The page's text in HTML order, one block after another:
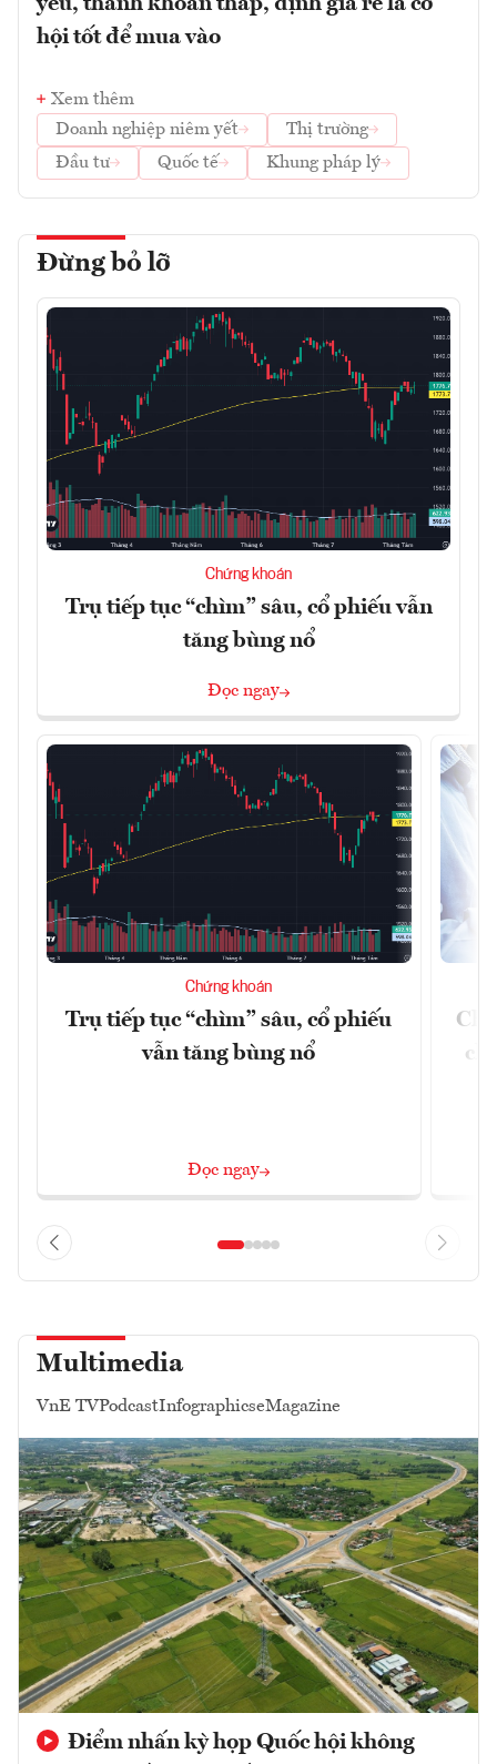
yếu, thanh khoản thấp, định giá rẻ là cơ
hội tốt để mua vào
Xem thêm
Doanh nghiệp niêm yết
Thị trường
Đầu tư
Quốc tế Khung pháp lý
Đừng bỏ lỡ
Chứng khoán
Trụ tiếp tục “chìm” sâu, cổ phiếu vẫn
tăng bùng nổ
Đọc ngay
Chứng khoán
Trụ tiếp tục “chìm” sâu, cổ phiếu
vẫn tăng bùng nổ
Đọc ngay
Multimedia
VnE TVPodcastInfographicseMagazine
Điểm nhấn kỳ họp Quốc hội không